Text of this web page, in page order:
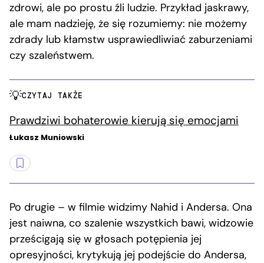
zdrowi, ale po prostu źli ludzie. Przykład jaskrawy,
ale mam nadzieję, że się rozumiemy: nie możemy
zdrady lub kłamstw usprawiedliwiać zaburzeniami
czy szaleństwem.
CZYTAJ TAKŻE
Prawdziwi bohaterowie kierują się emocjami
Łukasz Muniowski
Po drugie – w filmie widzimy Nahid i Andersa. Ona
jest naiwna, co szalenie wszystkich bawi, widzowie
prześcigają się w głosach potępienia jej
opresyjności, krytykują jej podejście do Andersa,